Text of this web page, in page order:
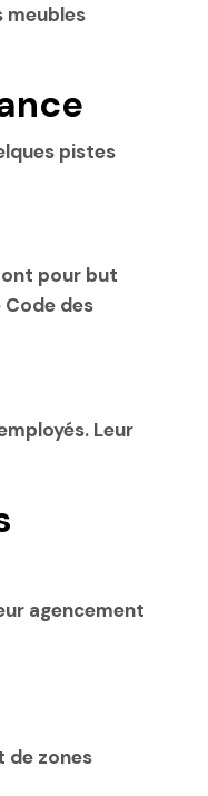
meubles
pistes
ont pour but
des
Leur
agencement
de zones